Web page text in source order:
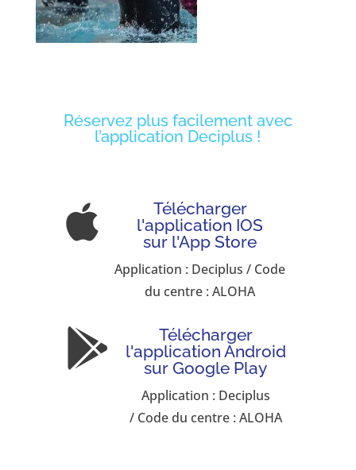
Réservez plus facilement avec
l’application Deciplus !

Télécharger
l'application IOS
sur l'App Store
Application : Deciplus / Code
du centre : ALOHA

Télécharger
l'application Android
sur Google Play
Application : Deciplus
/ Code du centre : ALOHA